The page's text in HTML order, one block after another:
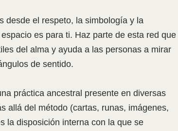
desde el respeto, la simbología y la
es para ti. Haz parte de esta red que
del alma y ayuda a las personas a mirar
de sentido.
práctica ancestral presente en diversas
allá del método (cartas, runas, imágenes,
la disposición interna con la que se